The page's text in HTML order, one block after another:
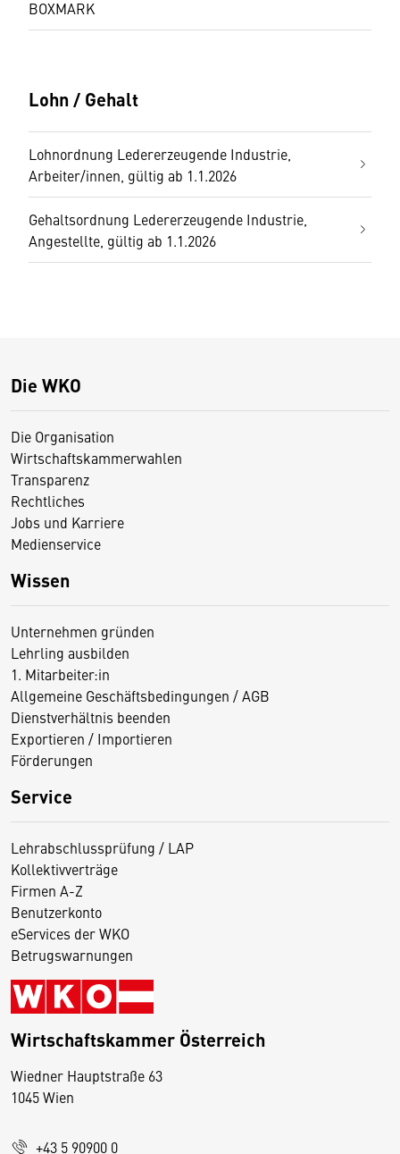
BOXMARK
Lohn / Gehalt
Lohnordnung Ledererzeugende Industrie,
Arbeiter/innen, gültig ab 1.1.2026
Gehaltsordnung Ledererzeugende Industrie,
Angestellte, gültig ab 1.1.2026
Die WKO
Die Organisation
Wirtschaftskammerwahlen
Transparenz
Rechtliches
Jobs und Karriere
Medienservice
Wissen
Unternehmen gründen
Lehrling ausbilden
1. Mitarbeiter:in
Allgemeine Geschäftsbedingungen / AGB
Dienstverhältnis beenden
Exportieren / Importieren
Förderungen
Service
Lehrabschlussprüfung / LAP
Kollektivverträge
Firmen A-Z
Benutzerkonto
eServices der WKO
Betrugswarnungen
Wirtschaftskammer Österreich
Wiedner Hauptstraße 63
1045 Wien
+43 5 90900 0
D